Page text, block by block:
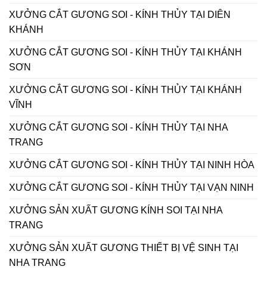
XƯỞNG CẮT GƯƠNG SOI - KÍNH THỦY TẠI DIÊN
KHÁNH
XƯỞNG CẮT GƯƠNG SOI - KÍNH THỦY TẠI KHÁNH
SƠN
XƯỞNG CẮT GƯƠNG SOI - KÍNH THỦY TẠI KHÁNH
VĨNH
XƯỞNG CẮT GƯƠNG SOI - KÍNH THỦY TẠI NHA
TRANG
XƯỞNG CẮT GƯƠNG SOI - KÍNH THỦY TẠI NINH HÒA
XƯỞNG CẮT GƯƠNG SOI - KÍNH THỦY TẠI VẠN NINH
XƯỞNG SẢN XUẤT GƯƠNG KÍNH SOI TẠI NHA
TRANG
XƯỞNG SẢN XUẤT GƯƠNG THIẾT BỊ VỆ SINH TẠI
NHA TRANG